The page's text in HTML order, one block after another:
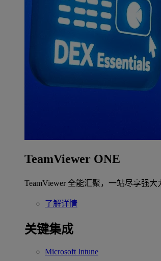
TeamViewer ONE
TeamViewer 全能汇聚，一站尽享强大
了解详情
关键集成
Microsoft Intune